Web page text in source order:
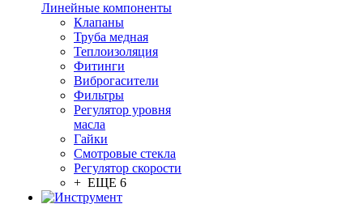
Линейные компоненты
Клапаны
Труба медная
Теплоизоляция
Фитинги
Виброгасители
Фильтры
Регулятор уровня
масла
Гайки
Смотровые стекла
Регулятор скорости
+ ЕЩЕ 6